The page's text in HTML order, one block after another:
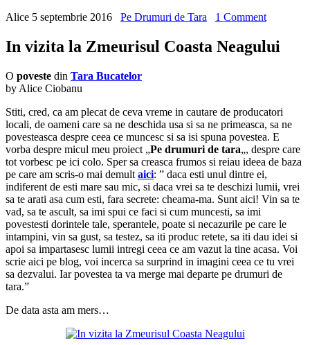
Alice 5 septembrie 2016 Pe Drumuri de Tara 1 Comment
In vizita la Zmeurisul Coasta Neagului
O poveste din Tara Bucatelor
by Alice Ciobanu
Stiti, cred, ca am plecat de ceva vreme in cautare de producatori
locali, de oameni care sa ne deschida usa si sa ne primeasca, sa ne
povesteasca despre ceea ce muncesc si sa isi spuna povestea. E
vorba despre micul meu proiect „Pe drumuri de tara„, despre care
tot vorbesc pe ici colo. Sper sa creasca frumos si reiau ideea de baza
pe care am scris-o mai demult aici: ” daca esti unul dintre ei,
indiferent de esti mare sau mic, si daca vrei sa te deschizi lumii, vrei
sa te arati asa cum esti, fara secrete: cheama-ma. Sunt aici! Vin sa te
vad, sa te ascult, sa imi spui ce faci si cum muncesti, sa imi
povestesti dorintele tale, sperantele, poate si necazurile pe care le
intampini, vin sa gust, sa testez, sa iti produc retete, sa iti dau idei si
apoi sa impartasesc lumii intregi ceea ce am vazut la tine acasa. Voi
scrie aici pe blog, voi incerca sa surprind in imagini ceea ce tu vrei
sa dezvalui. Iar povestea ta va merge mai departe pe drumuri de
tara.”
De data asta am mers…